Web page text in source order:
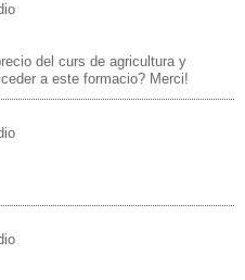
del curs de agricultura y
a este formacio? Merci!